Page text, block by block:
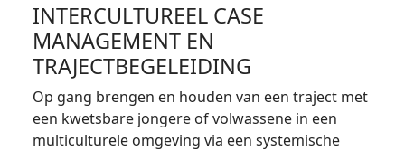
INTERCULTUREEL CASE
MANAGEMENT EN
TRAJECTBEGELEIDING
Op gang brengen en houden van een traject met
een kwetsbare jongere of volwassene in een
multiculturele omgeving via een systemische